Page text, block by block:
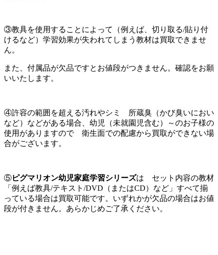
③教具を使用することによって（例えば、切り取る/貼り付
けるなど）学習効果が失われてしまう教材は買取できませ
ん。
また、付属品が欠品ですとお値段がつきません。確認をお願
いいたします。
④許容の範囲を超える汚れやシミ 所蔵臭（かび臭いにおい
など）などがある場合、幼児（未就園児含む）～のお子様の
使用がありますので 衛生面での配慮から買取ができない場
合がございます。
⑤ピグマリオン幼児家庭学習シリーズは セット内容の教材
「例えば教具/テキスト/DVD（またはCD）など」すべて揃
っている場合は買取可能です。いずれかが欠品の場合はお値
段が付きません。あらかじめご了承ください。